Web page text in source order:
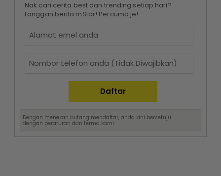
Nak cari cerita best dan trending setiap hari?
Langgan berita mStar! Percuma je!
Dengan menekan butang mendaftar, anda kini bersetuju
dengan peraturan dan terma kami.